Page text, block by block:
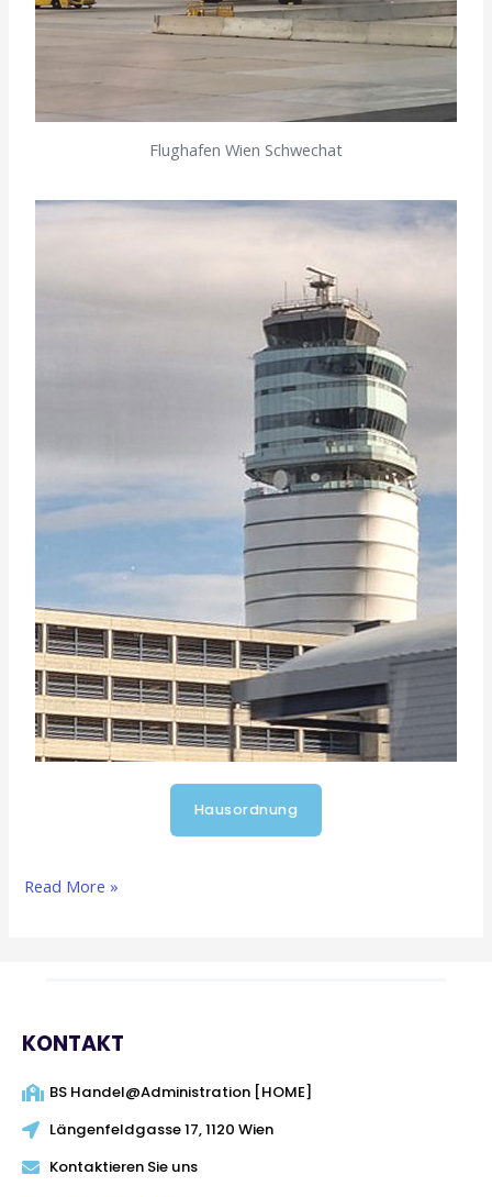
Flughafen Wien Schwechat
Hausordnung
Read More »
KONTAKT
BS Handel@Administration [HOME]
Längenfeldgasse 17, 1120 Wien
Kontaktieren Sie uns